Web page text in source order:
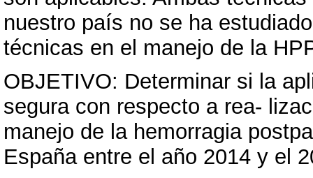
nuestro país no se ha
técnicas en el manejo de la
OBJETIVO: Determinar si la
segura con respecto a rea-
manejo de la hemorragia
España entre el año 2014 y el